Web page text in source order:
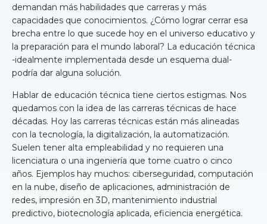
demandan más habilidades que carreras y más
capacidades que conocimientos. ¿Cómo lograr cerrar esa
brecha entre lo que sucede hoy en el universo educativo y
la preparación para el mundo laboral? La educación técnica
-idealmente implementada desde un esquema dual-
podría dar alguna solución.
Hablar de educación técnica tiene ciertos estigmas. Nos
quedamos con la idea de las carreras técnicas de hace
décadas. Hoy las carreras técnicas están más alineadas
con la tecnología, la digitalización, la automatización.
Suelen tener alta empleabilidad y no requieren una
licenciatura o una ingeniería que tome cuatro o cinco
años. Ejemplos hay muchos: ciberseguridad, computación
en la nube, diseño de aplicaciones, administración de
redes, impresión en 3D, mantenimiento industrial
predictivo, biotecnología aplicada, eficiencia energética.